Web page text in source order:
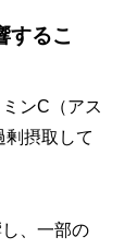
するこ
ンC（アス
剰摂取して
、一部の